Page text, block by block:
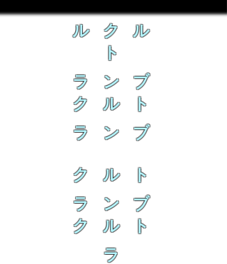
ル ク ル
ト
ラ ン ブ
ク ル ト
ラ ン ブ
ク ル ト
ラ ン ブ
ク ル ト
ラ